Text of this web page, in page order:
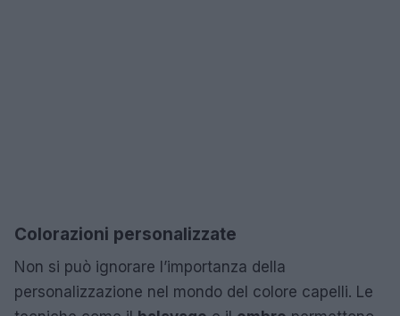
Colorazioni personalizzate
Non si può ignorare l’importanza della
personalizzazione nel mondo del colore capelli. Le